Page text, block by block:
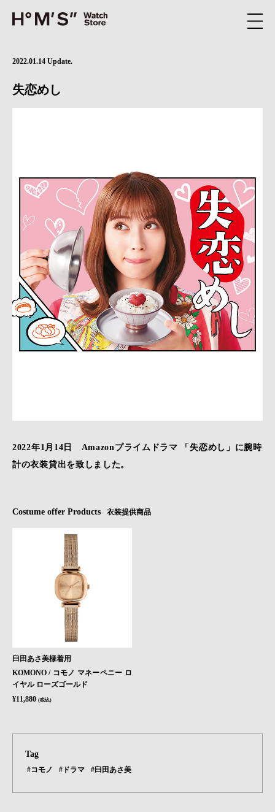
2022.01.14 Update.
失恋めし
2022年1月14日 Amazonプライムドラマ 「失恋めし」に腕時
計の衣装貸出を致しました。
Costume offer Products 衣装提供商品
臼田あさ美様着用
KOMONO / コモノ マネーペニー ロ
イヤル ローズゴールド
¥11,880 (税込)
Tag
#コモノ #ドラマ #臼田あさ美